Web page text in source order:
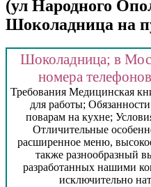
(ул Народного
Шоколадница на
Шоколадница; в
номера
Требования Медицинская
для работы;
поварам на кухне;
Отличительные
расширенное меню,
также разнообразный
разработанных нашими
исключительно